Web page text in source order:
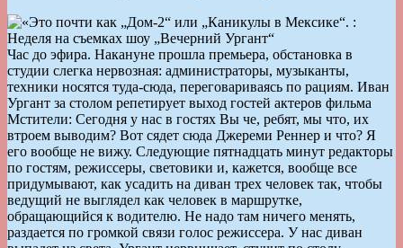
Час до эфира. Накануне прошла премьера, обстановка в
студии слегка нервозная: администраторы, музыканты,
техники носятся туда-сюда, переговариваясь по рациям. Иван
Ургант за столом репетирует выход гостей актеров фильма
Мстители: Сегодня у нас в гостях Вы че, ребят, мы что, их
втроем выводим? Вот сядет сюда Джереми Реннер и что? Я
его вообще не вижу. Следующие пятнадцать минут редакторы
по гостям, режиссеры, световики и, кажется, вообще все
придумывают, как усадить на диван трех человек так, чтобы
ведущий не выглядел как человек в маршрутке,
обращающийся к водителю. Не надо там ничего менять,
раздается по громкой связи голос режиссера. У нас диван